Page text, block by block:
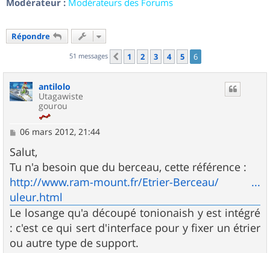
Modérateur : Modérateurs des Forums
Répondre
51 messages Précédent
1 2 3 4 5 6
antilolo
Utagawiste
gourou
M
s
s
a
g
e
06 mars 2012, 21:44
Salut,
Tu n'a besoin que du berceau, cette référence :
http://www.ram-mount.fr/Etrier-Berceau/ ...
uleur.html
Le losange qu'a découpé tonionaish y est intégré
: c'est ce qui sert d'interface pour y fixer un étrier
ou autre type de support.